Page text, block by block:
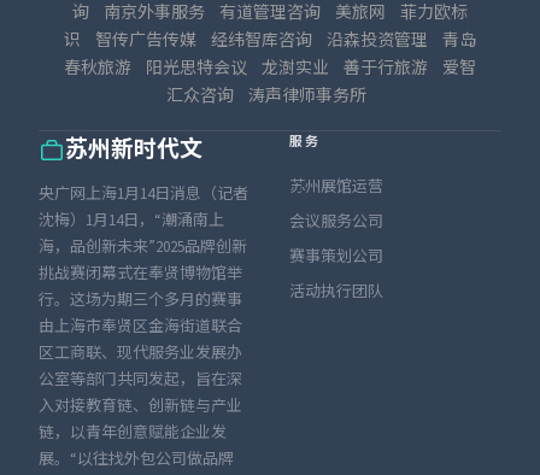
询
南京外事服务 有道管理咨询 美旅网
菲力欧标
识
智传广告传媒 经纬智库咨询 沿森投资管理
青岛
春秋旅游
阳光思特会议 龙澍实业 善于行旅游
爱智
汇众咨询 涛声律师事务所
苏州新时代文
央广网上海1月14日消息（记者
沈梅）1月14日，“潮涌南上
海，品创新未来”2025品牌创新
挑战赛闭幕式在奉贤博物馆举
行。这场为期三个多月的赛事
由上海市奉贤区金海街道联合
区工商联、现代服务业发展办
公室等部门共同发起，旨在深
入对接教育链、创新链与产业
链，以青年创意赋能企业发
展。“以往找外包公司做品牌
服务
苏州展馆运营
会议服务公司
赛事策划公司
活动执行团队